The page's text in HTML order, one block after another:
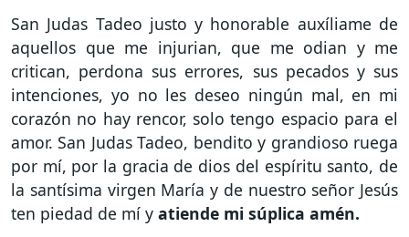
San Judas Tadeo justo y honorable auxíliame de
aquellos que me injurian, que me odian y me
critican, perdona sus errores, sus pecados y sus
intenciones, yo no les deseo ningún mal, en mi
corazón no hay rencor, solo tengo espacio para el
amor. San Judas Tadeo, bendito y grandioso ruega
por mí, por la gracia de dios del espíritu santo, de
la santísima virgen María y de nuestro señor Jesús
ten piedad de mí y atiende mi súplica amén.